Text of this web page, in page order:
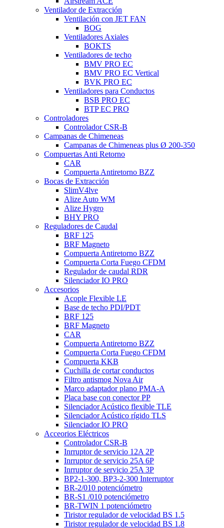
Ventilador de Extracción
Ventilación con JET FAN
BOG
Ventiladores Axiales
BOKTS
Ventiladores de techo
BMV PRO EC
BMV PRO EC Vertical
BVK PRO EC
Ventiladores para Conductos
BSB PRO EC
BTP EC PRO
Controladores
Controlador CSR-B
Campanas de Chimeneas
Campanas de Chimeneas plus Ø 200-350
Compuertas Anti Retorno
CAR
Compuerta Antiretorno BZZ
Bocas de Extracción
SlimV4lve
Alize Auto WM
Alize Hygro
BHY PRO
Reguladores de Caudal
BRF 125
BRF Magneto
Compuerta Antiretorno BZZ
Compuerta Corta Fuego CFDM
Regulador de caudal RDR
Silenciador IO PRO
Accesorios
Acople Flexible LE
Base de techo PDI/PDT
BRF 125
BRF Magneto
CAR
Compuerta Antiretorno BZZ
Compuerta Corta Fuego CFDM
Compuerta KKB
Cuchilla de cortar conductos
Filtro antismog Nova Air
Marco adaptador plano PMA-A
Placa base con conector PP
Silenciador Acústico flexible TLE
Silenciador Acústico rígido TLS
Silenciador IO PRO
Acceorios Eléctricos
Controlador CSR-B
Inrruptor de servicio 12A 2P
Inrruptor de servicio 25A 6P
Inrruptor de servicio 25A 3P
BP2-1-300, BP3-2-300 Interruptor
BR-2/010 potenciómetro
BR-S1 /010 potenciómetro
BR-TWIN 1 potenciómetro
Tiristor regulador de velocidad BS 1.5
Tiristor regulador de velocidad BS 1.8